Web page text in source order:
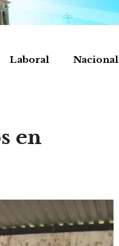
Laboral Nacional
en